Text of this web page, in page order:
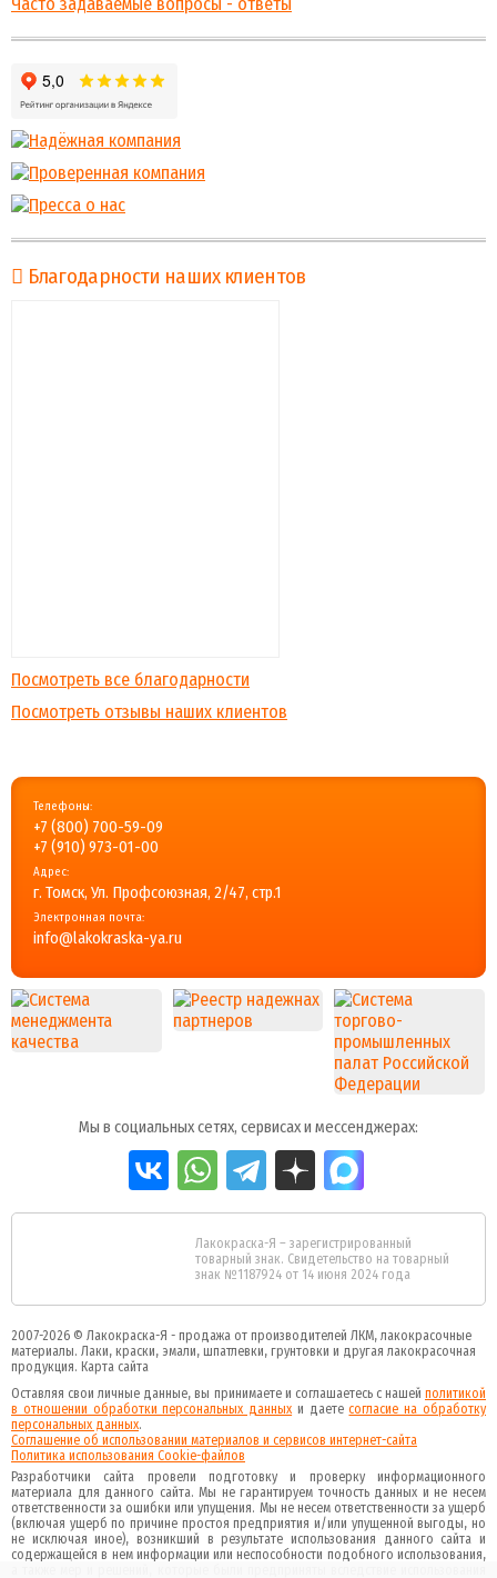
Благодарности наших клиентов
Посмотреть все благодарности
Посмотреть отзывы наших клиентов
Телефоны:
+7 (800) 700-59-09
+7 (910) 973-01-00
Адрес:
г. Томск, Ул. Профсоюзная, 2/47, стр.1
Электронная почта:
info@lakokraska-ya.ru
Мы в социальных сетях, сервисах и мессенджерах:
Лакокраска-Я – зарегистрированный
товарный знак. Свидетельство на товарный
знак №1187924 от 14 июня 2024 года
2007-2026 © Лакокраска-Я - продажа от производителей ЛКМ, лакокрасочные
материалы. Лаки, краски, эмали, шпатлевки, грунтовки и другая лакокрасочная
продукция. Карта сайта
Оставляя свои личные данные, вы принимаете и соглашаетесь с нашей политикой
в отношении обработки персональных данных и даетеcогласие на обработку
персональных данных.
Соглашение об использовании материалов и сервисов интернет-сайта
Политика использования Cookie-файлов
Разработчики сайта провели подготовку и проверку информационного
материала для данного сайта. Мы не гарантируем точность данных и не несем
ответственности за ошибки или упущения. Мы не несем ответственности за ущерб
(включая ущерб по причине простоя предприятия и/или упущенной выгоды, но
не исключая иное), возникший в результате использования данного сайта и
содержащейся в нем информации или неспособности подобного использования,